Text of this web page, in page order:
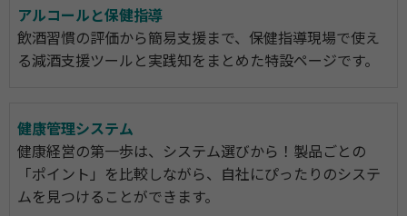
アルコールと保健指導
飲酒習慣の評価から簡易支援まで、保健指導現場で使え
る減酒支援ツールと実践知をまとめた特設ページです。
健康管理システム
健康経営の第一歩は、システム選びから！製品ごとの
「ポイント」を比較しながら、自社にぴったりのシステ
ムを見つけることができます。